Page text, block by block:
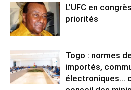
L’UFC en
priorités
Togo : normes
importés,
électroniques…